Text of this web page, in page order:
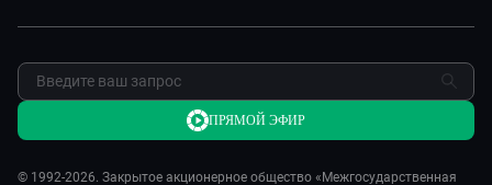
© 1992-2026. Закрытое акционерное общество «Межгосударственная
ПРЯМОЙ ЭФИР